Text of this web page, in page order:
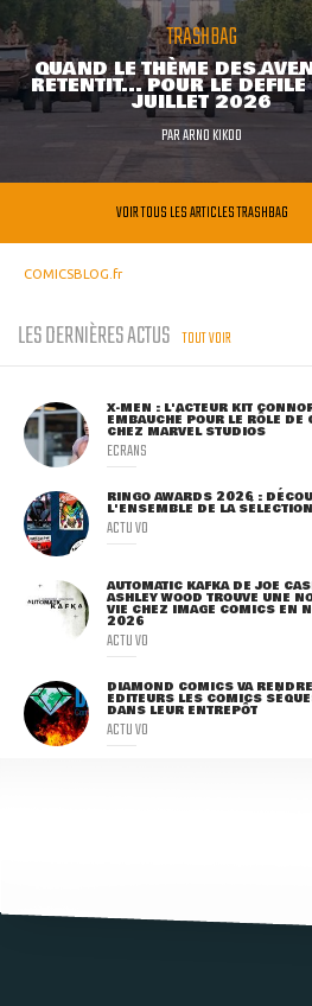
TRASHBAG
QUAND LE THÈME DES
RETENTIT... POUR LE
JUILLET 2026
PARARNO KIKOO
VOIR TOUS LES ARTICLES TRASHBAG
COMICSBLOG.fr
LES DERNIÈRES ACTUS TOUT VOIR
X-MEN : L'ACTEUR KIT
EMBAUCHÉ POUR LE RÔLE DE
CHEZ MARVEL STUDIOS
ECRANS
RINGO AWARDS 2026 :
L'ENSEMBLE DE LA
ACTU VO
AUTOMATIC KAFKA DE JOE
ASHLEY WOOD TROUVE UNE
VIE CHEZ IMAGE COMICS EN
2026
ACTU VO
DIAMOND COMICS VA
ÉDITEURS LES COMICS
DANS LEUR ENTREPÔT
ACTU VO